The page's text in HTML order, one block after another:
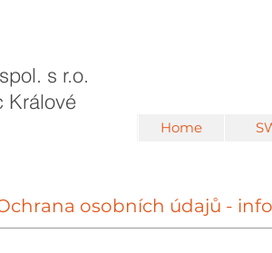
s r.o.
Králové
Home
osobních údajů -